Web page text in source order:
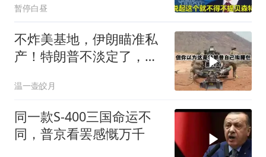
暂停白昼
不炸美基地，伊朗瞄准私
产！特朗普不淡定了，被
温一壶皎月
同一款S-400三国命运不
同，普京看罢感慨万千